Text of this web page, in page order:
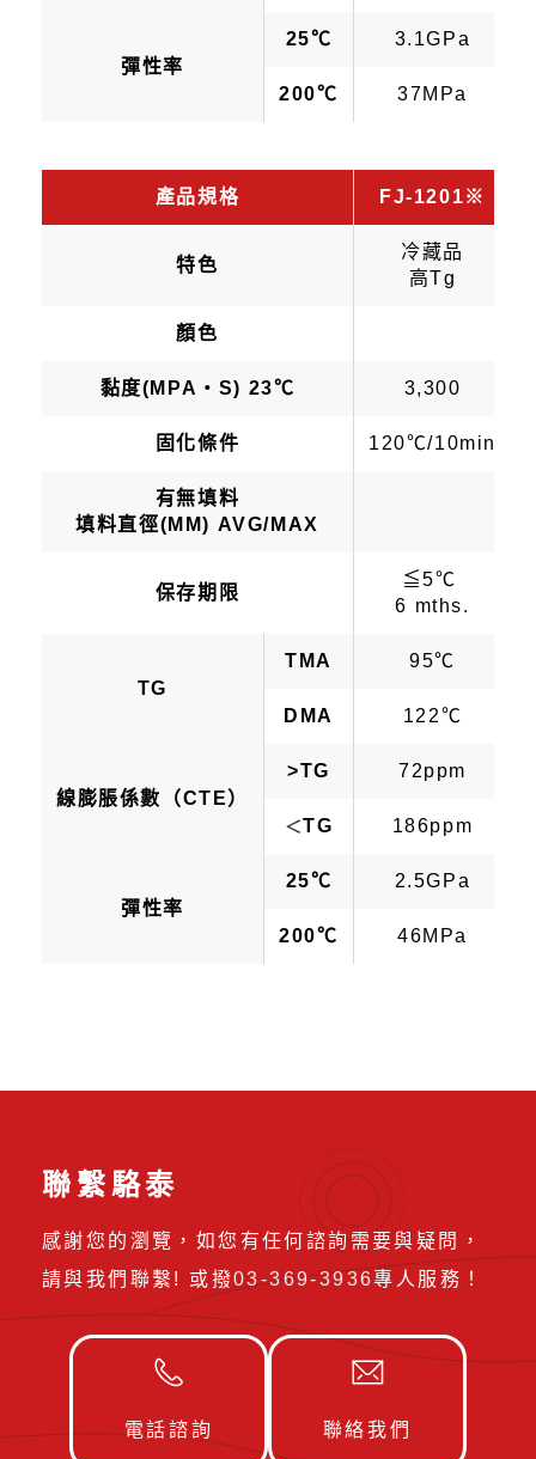
彈性率
25℃ 3.1GPa
200℃ 37MPa
產品規格 FJ-1201※
特色
冷藏品
高Tg
顏色
黏度(MPA・S) 23℃ 3,300
固化條件 120℃/10min
有無填料
填料直徑(ΜM) AVG/MAX
保存期限
≦5℃
6 mths.
TG
TMA 95℃
DMA 122℃
線膨脹係數（CTE）
>TG 72ppm
＜TG 186ppm
彈性率
25℃ 2.5GPa
200℃ 46MPa
聯繫駱泰
感謝您的瀏覽，如您有任何諮詢需要與疑問，
請與我們聯繫! 或撥03-369-3936專人服務！
電話諮詢 聯絡我們